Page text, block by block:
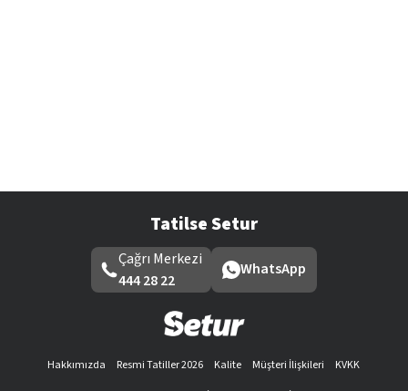
Tatilse Setur
Çağrı Merkezi
444 28 22
WhatsApp
Hakkımızda Resmi Tatiller 2026 Kalite Müşteri İlişkileri
KVKK